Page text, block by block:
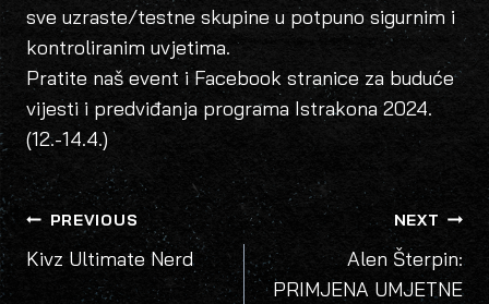
sve uzraste/testne skupine u potpuno sigurnim i
kontroliranim uvjetima.
Pratite naš event i Facebook stranice za buduće
vijesti i predviđanja programa Istrakona 2024.
(12.-14.4.)
POST
NAVIGATION
PREVIOUS
Kivz Ultimate Nerd
NEXT
Alen Šterpin:
PRIMJENA UMJETNE